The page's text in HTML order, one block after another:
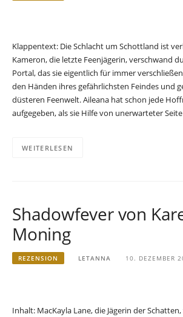
Klappentext: Die Schlacht um Schottland ist
Kameron, die letzte Feenjägerin, verschwand
Portal, das sie eigentlich für immer
den Händen ihres gefährlichsten Feindes und
düsteren Feenwelt. Aileana hat schon jede
aufgegeben, als sie Hilfe von unerwarteter
WEITERLESEN
Shadowfever von
Moning
REZENSION LETANNA 10. DEZEMBER
Inhalt: MacKayla Lane, die Jägerin der